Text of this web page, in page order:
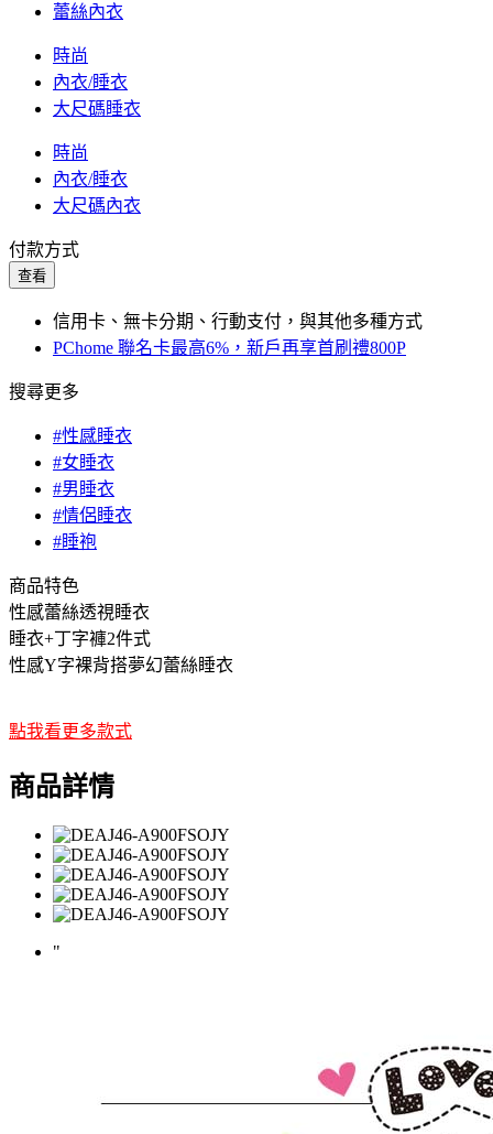
蕾絲內衣
時尚
內衣/睡衣
大尺碼睡衣
時尚
內衣/睡衣
大尺碼內衣
付款方式
查看
信用卡、無卡分期、行動支付，與其他多種方式
PChome 聯名卡最高6%，新戶再享首刷禮800P
搜尋更多
#性感睡衣
#女睡衣
#男睡衣
#情侶睡衣
#睡袍
商品特色
性感蕾絲透視睡衣
睡衣+丁字褲2件式
性感Y字裸背搭夢幻蕾絲睡衣
點我看更多款式
商品詳情
"